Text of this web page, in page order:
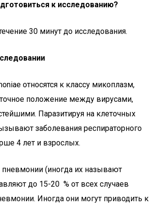
к исследованию?
30 минут до исследования.
относятся к классу микоплазм,
положение между вирусами,
Паразитируя на клеточных
заболевания респираторного
4 лет и взрослых.
(иногда их называют
до 15-20 % от всех случаев
Иногда они могут приводить к